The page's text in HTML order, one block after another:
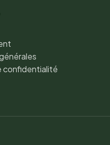
confidentialité